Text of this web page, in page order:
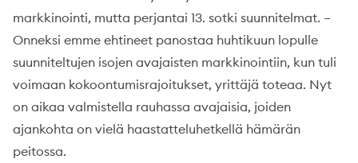
markkinointi, mutta perjantai 13. sotki suunnitelmat. –
Onneksi emme ehtineet panostaa huhtikuun lopulle
suunniteltujen isojen avajaisten markkinointiin, kun tuli
voimaan kokoontumisrajoitukset, yrittäjä toteaa. Nyt
on aikaa valmistella rauhassa avajaisia, joiden
ajankohta on vielä haastatteluhetkellä hämärän
peitossa.